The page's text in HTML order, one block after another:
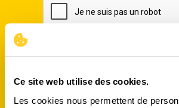
Ce site web utilise des cookies.
Les cookies nous permettent de
S'INSCRIRE